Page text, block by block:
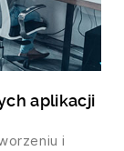
aplikacji
i